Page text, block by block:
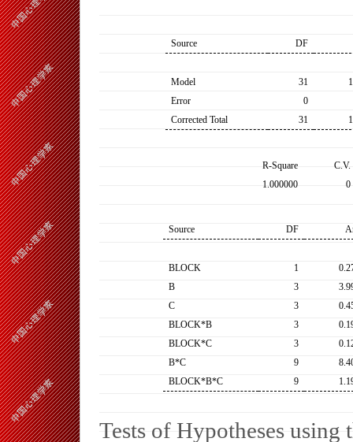
Source DF
Model 31
Error
0
Corrected Total
31
R-Square
C.V.
1.000000
0
Source DF
BLOCK 1
B
3
C
3
BLOCK*B
3
BLOCK*C
3
B*C
9
BLOCK*B*C
9
Tests of Hypotheses